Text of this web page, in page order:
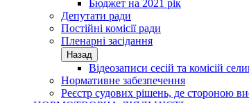
Бюджет на 2021 рік
Депутати ради
Постійні комісії ради
Пленарні засідання
Назад
Відеозаписи сесій та комісій
Нормативне забезпечення
Реєстр судових рішень, де стороною